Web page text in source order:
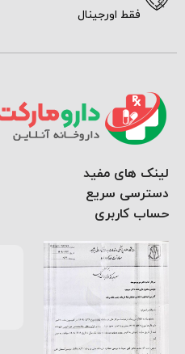
فقط اورجینال
لینک های مفید
دسترسی سریع
حساب کاربری